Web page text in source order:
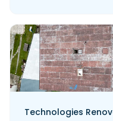
Technologies